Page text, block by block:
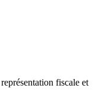
fiscale et